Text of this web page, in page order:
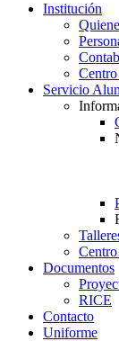
Institución
Centro
Servicio
Documentos
RICE
Contacto
Uniforme